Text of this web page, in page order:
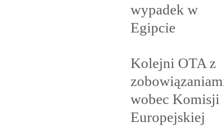
wypadek w
Egipcie
Kolejni OTA z
wobec Komisji
Europejskiej